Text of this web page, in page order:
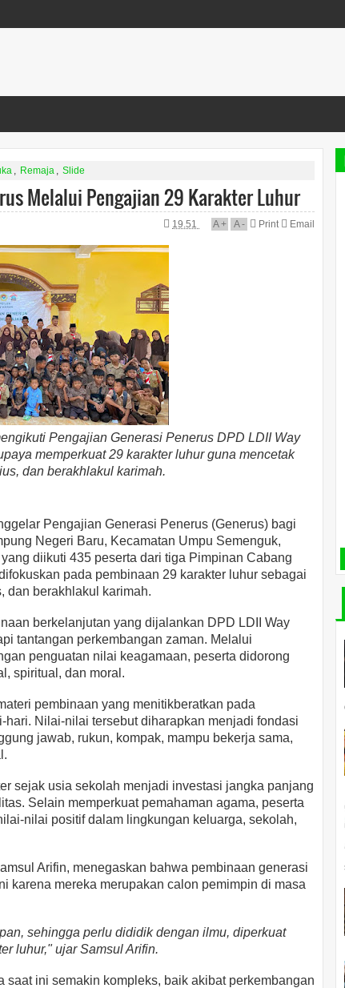
, Remaja , Slide
Melalui Pengajian 29 Karakter Luhur
19.51 A+ A- Print Email
Pengajian Generasi Penerus DPD LDII Way
memperkuat 29 karakter luhur guna mencetak
dan berakhlakul karimah.
Pengajian Generasi Penerus (Generus) bagi
Negeri Baru, Kecamatan Umpu Semenguk,
diikuti 435 peserta dari tiga Pimpinan Cabang
pada pembinaan 29 karakter luhur sebagai
dan berakhlakul karimah.
berkelanjutan yang dijalankan DPD LDII Way
tantangan perkembangan zaman. Melalui
penguatan nilai keagamaan, peserta didorong
spiritual, dan moral.
pembinaan yang menitikberatkan pada
Nilai-nilai tersebut diharapkan menjadi fondasi
jawab, rukun, kompak, mampu bekerja sama,
sejak usia sekolah menjadi investasi jangka panjang
Selain memperkuat pemahaman agama, peserta
nilai positif dalam lingkungan keluarga, sekolah,
Arifin, menegaskan bahwa pembinaan generasi
karena mereka merupakan calon pemimpin di masa
sehingga perlu dididik dengan ilmu, diperkuat
luhur," ujar Samsul Arifin.
ini semakin kompleks, baik akibat perkembangan